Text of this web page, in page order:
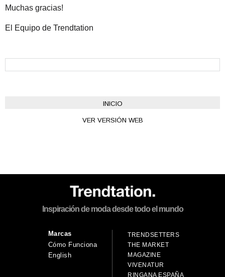
Muchas gracias!
El Equipo de Trendtation
INICIO
VER VERSIÓN WEB
Inspiración de moda desde todo el mundo
TRENDSETTERS
THE MARKET
MAGAZINE
VIVENATUR
RINGANA ESPAÑA
Marcas
Cómo Funciona
English